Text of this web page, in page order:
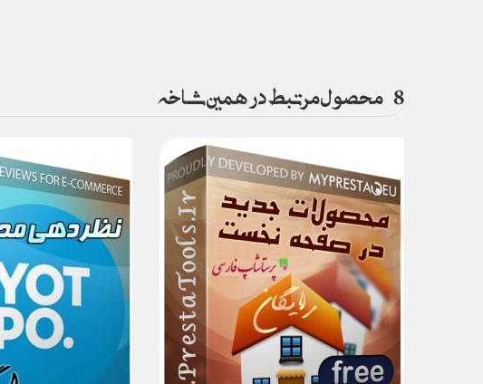
8 محصول مرتبط در همین شاخه